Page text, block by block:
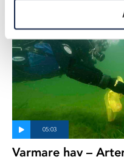
vore en kollision med en
kommodor Mikko
Turva.
Varmare hav –